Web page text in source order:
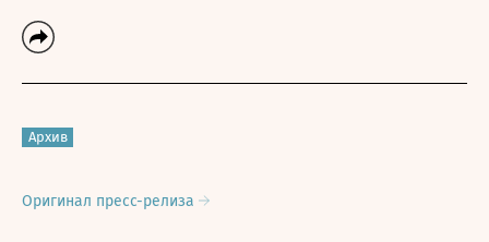
Архив
Оригинал пресс-релиза